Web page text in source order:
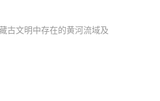
古文明中存在的黄河流域及